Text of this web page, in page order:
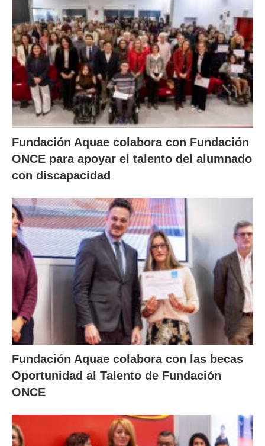
Fundación Aquae colabora con Fundación
ONCE para apoyar el talento del alumnado
con discapacidad
Fundación Aquae colabora con las becas
Oportunidad al Talento de Fundación
ONCE